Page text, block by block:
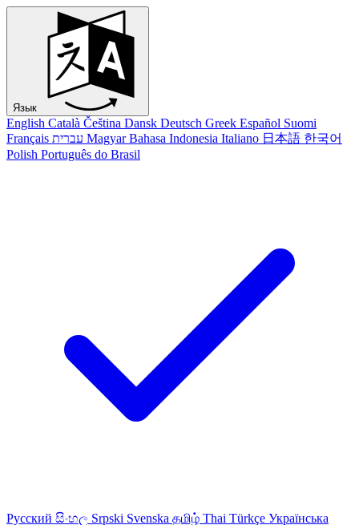
Язык
English Català Čeština Dansk Deutsch Greek Español Suomi
Français עברית Magyar Bahasa Indonesia Italiano 日本語 한국어
Polish Português do Brasil
Русский සිංහල Srpski Svenska தமிழ் Thai Türkçe Українська